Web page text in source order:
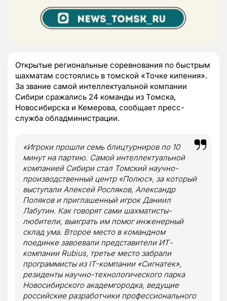
Открытые региональные соревнования по быстрым
шахматам состоялись в томской «Точке кипения».
За звание самой интеллектуальной компании
Сибири сражались 24 команды из Томска,
Новосибирска и Кемерова, сообщает пресс-
служба обладминистрации.
«Игроки прошли семь блицтурниров по 10
минут на партию. Самой интеллектуальной
компанией Сибири стал Томский научно-
производственный центр «Полюс», за который
выступали Алексей Росляков, Александр
Поляков и приглашенный игрок Даниил
Лабутин. Как говорят сами шахматисты-
любители, выиграть им помог инженерный
склад ума. Второе место в командном
поединке завоевали представители ИТ-
компании Rubius, третье место забрали
программисты из IT-компании «Сигнатек»,
резиденты научно-технологического парка
Новосибирского академгородка, ведущие
российские разработчики профессионального